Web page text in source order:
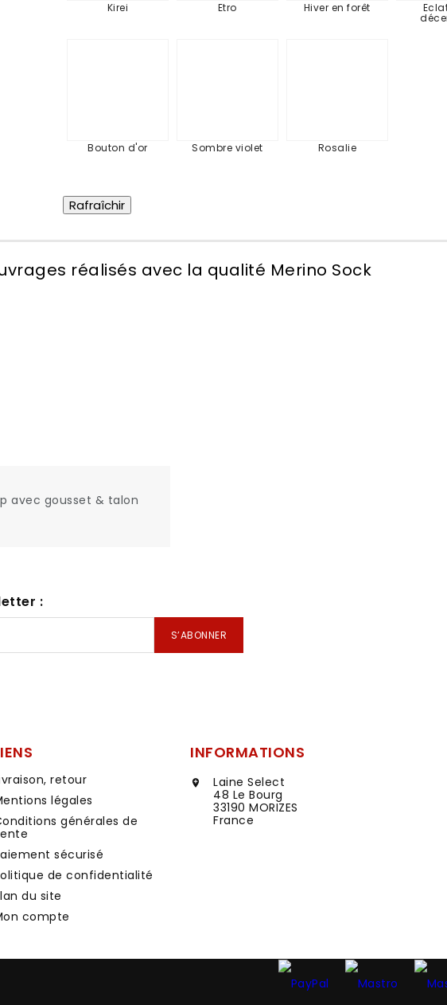
Kirei Etro Hiver en forêt
Bouton d'or Sombre violet Rosalie
réalisés avec la qualité Merino Sock
avec gousset & talon
:
retour
légales
générales de
sécurisé
de confidentialité
du site
compte
INFORMATIONS

Laine Select
48 Le Bourg
33190 MORIZES
France